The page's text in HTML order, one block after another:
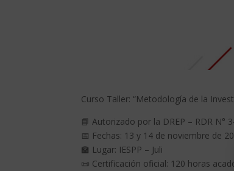
Curso Taller: “Metodología de la
📘 Autorizado por la DREP – RDR N°
📅 Fechas: 13 y 14 de noviembre de
🏫 Lugar: IESPP – Juli
📜 Certificación oficial: 120 horas